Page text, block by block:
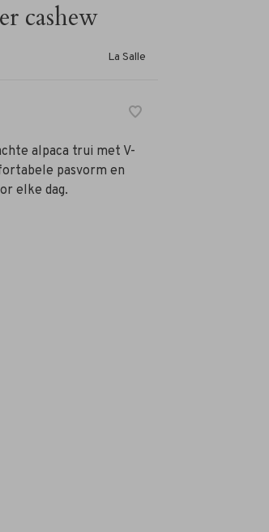
cashew
La Salle
alpaca trui met V-
pasvorm en
elke dag.